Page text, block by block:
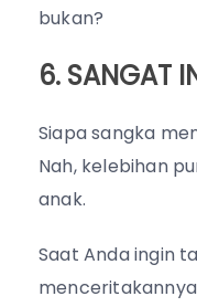
bukan?
6. SANGAT
Siapa sangka
Nah, kelebihan
anak.
Saat Anda ingin